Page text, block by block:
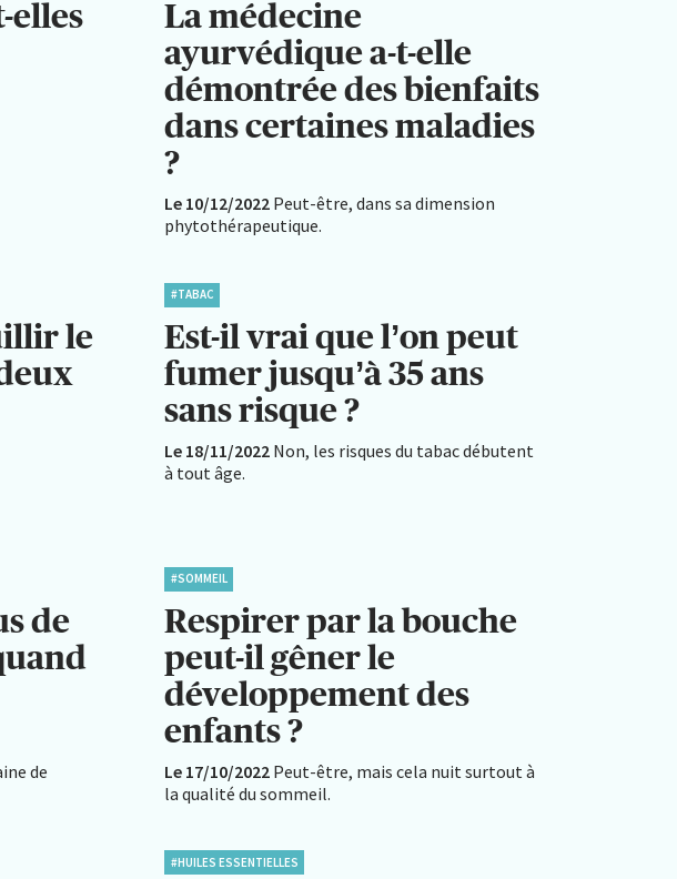
elles
La médecine
ayurvédique a-t-elle
démontrée des bienfaits
dans certaines maladies
?
Le 10/12/2022 Peut-être, dans sa dimension
phytothérapeutique.
le
#TABAC
Est-il vrai que l’on peut
fumer jusqu’à 35 ans
sans risque ?
Le 18/11/2022 Non, les risques du tabac débutent
à tout âge.
de
de
#SOMMEIL
Respirer par la bouche
peut-il gêner le
développement des
enfants ?
Le 17/10/2022 Peut-être, mais cela nuit surtout à
la qualité du sommeil.
#HUILES ESSENTIELLES